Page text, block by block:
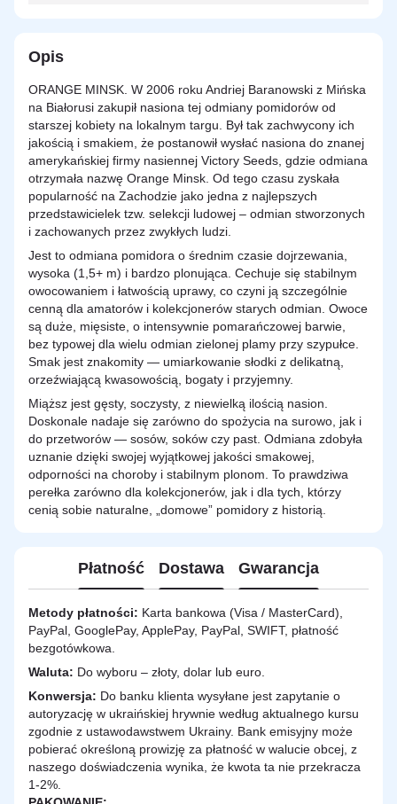
Opis
ORANGE MINSK. W 2006 roku Andriej Baranowski z Mińska
na Białorusi zakupił nasiona tej odmiany pomidorów od
starszej kobiety na lokalnym targu. Był tak zachwycony ich
jakością i smakiem, że postanowił wysłać nasiona do znanej
amerykańskiej firmy nasiennej Victory Seeds, gdzie odmiana
otrzymała nazwę Orange Minsk. Od tego czasu zyskała
popularność na Zachodzie jako jedna z najlepszych
przedstawicielek tzw. selekcji ludowej – odmian stworzonych
i zachowanych przez zwykłych ludzi.
Jest to odmiana pomidora o średnim czasie dojrzewania,
wysoka (1,5+ m) i bardzo plonująca. Cechuje się stabilnym
owocowaniem i łatwością uprawy, co czyni ją szczególnie
cenną dla amatorów i kolekcjonerów starych odmian. Owoce
są duże, mięsiste, o intensywnie pomarańczowej barwie,
bez typowej dla wielu odmian zielonej plamy przy szypułce.
Smak jest znakomity — umiarkowanie słodki z delikatną,
orzeźwiającą kwasowością, bogaty i przyjemny.
Miąższ jest gęsty, soczysty, z niewielką ilością nasion.
Doskonale nadaje się zarówno do spożycia na surowo, jak i
do przetworów — sosów, soków czy past. Odmiana zdobyła
uznanie dzięki swojej wyjątkowej jakości smakowej,
odporności na choroby i stabilnym plonom. To prawdziwa
perełka zarówno dla kolekcjonerów, jak i dla tych, którzy
cenią sobie naturalne, „domowe” pomidory z historią.
Płatność Dostawa Gwarancja
Metody płatności: Karta bankowa (Visa / MasterCard),
PayPal, GooglePay, ApplePay, PayPal, SWIFT, płatność
bezgotówkowa.
Waluta: Do wyboru – złoty, dolar lub euro.
Konwersja: Do banku klienta wysyłane jest zapytanie o
autoryzację w ukraińskiej hrywnie według aktualnego kursu
zgodnie z ustawodawstwem Ukrainy. Bank emisyjny może
pobierać określoną prowizję za płatność w walucie obcej, z
naszego doświadczenia wynika, że kwota ta nie przekracza
1-2%.